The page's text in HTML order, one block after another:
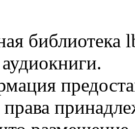
библиотека
права